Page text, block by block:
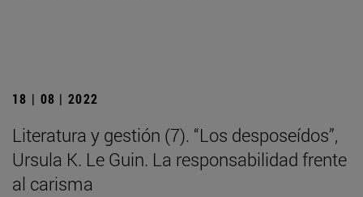
18 | 08 | 2022
Literatura y gestión (7). “Los desposeídos”,
Ursula K. Le Guin. La responsabilidad frente
al carisma